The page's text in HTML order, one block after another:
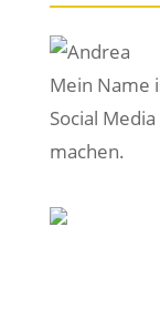
Mein Name
Social
machen.